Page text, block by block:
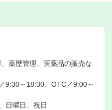
薬歴管理、医薬品の販売な
9:30～18:30、OTC／9:00～
日曜日、祝日